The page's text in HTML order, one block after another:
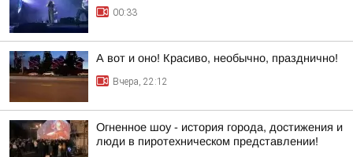
00:33
А вот и оно! Красиво, необычно, празднично!
Вчера, 22:12
Огненное шоу - история города, достижения и
люди в пиротехническом представлении!